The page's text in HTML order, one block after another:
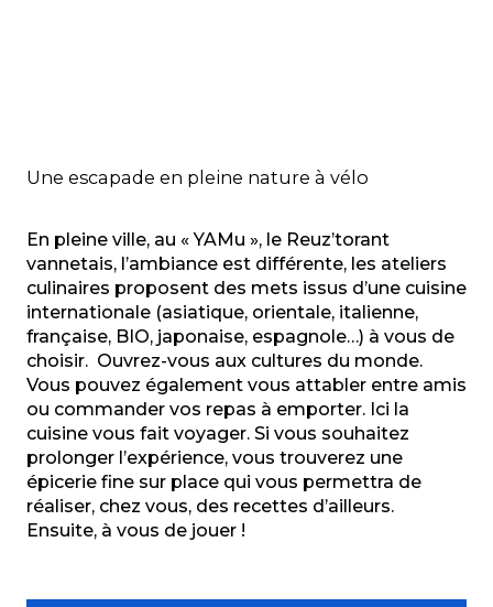
Une escapade en pleine nature à vélo
En pleine ville, au « YAMu », le Reuz’torant
vannetais, l’ambiance est différente, les ateliers
culinaires proposent des mets issus d’une cuisine
internationale (asiatique, orientale, italienne,
française, BIO, japonaise, espagnole…) à vous de
choisir. Ouvrez-vous aux cultures du monde.
Vous pouvez également vous attabler entre amis
ou commander vos repas à emporter. Ici la
cuisine vous fait voyager. Si vous souhaitez
prolonger l’expérience, vous trouverez une
épicerie fine sur place qui vous permettra de
réaliser, chez vous, des recettes d’ailleurs.
Ensuite, à vous de jouer !